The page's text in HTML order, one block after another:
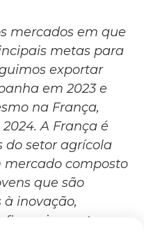
mercados em que
metas para
exportar
em 2023 e
na França,
A França é
do setor agrícola
mercado composto
que são
inovação,
na